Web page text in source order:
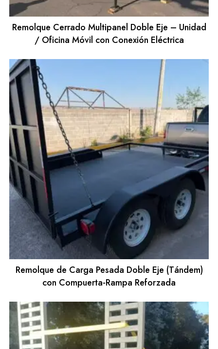
Remolque Cerrado Multipanel Doble Eje – Unidad
/ Oficina Móvil con Conexión Eléctrica
Remolque de Carga Pesada Doble Eje (Tándem)
con Compuerta-Rampa Reforzada